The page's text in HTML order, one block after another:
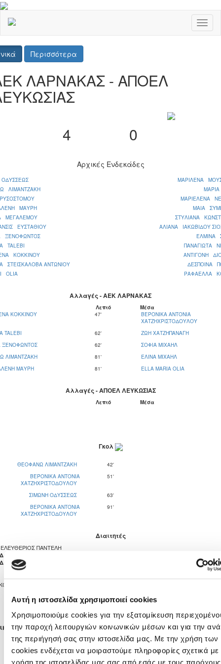
Αυτή η ιστοσελίδα χρησιμοποιεί cookies
Χρησιμοποιούμε cookies για την εξατομίκευση
την παροχή λειτουργιών κοινωνικών μέσων και για την
της περιήγησή σας στην ιστοσελίδα μας. Με την χρήση των
cookies ενδέχεται να μοιραστούμε πληροφορίες σχετικά με
Περισσότερα
ΛΑΡΝΑΚΑΣ - ΑΠΟΕΛ
4
0
Αρχικές Ενδεκάδες
ΛΙΜΑΝΤΖΑΚΗ
ΜΑΥΡΗ
ΜΕΓΑΛΕΜΟΥ
ΕΥΣΤΑΘΙΟΥ
ΞΕΝΟΦΩΝΤΟΣ
TALEBI
ΚΟΚΚΙΝΟΥ
ΣΤΕΙΣΚΑΛΟΒΑ ΑΝΤΩΝΙΟΥ
OLIA
ΜΑΡΙΛΕΝΑ
ΜΑΡΙΕΛΕΝΑ
ΜΑΙΑ
ΣΤΥΛΙΑΝΑ
ΑΛΙΑΝΑ ΙΑΚΩΒΙΔΟΥ
ΕΛΜΙΝΑ
ΠΑΝΑΓΙΩΤΑ
ΑΝΤΙΓΟΝΗ
ΔΕΣΠΟΙΝΑ
ΡΑΦΑΕΛΛΑ
Αλλαγές - ΑΕΚ ΛΑΡΝΑΚΑΣ
Λεπτό
Μέσα
ΚΟΚΚΙΝΟΥ
47'
ΒΕΡΟΝΙΚΑ ΑΝΤΟΝΙΑ
ΧΑΤΖΗΧΡΙΣΤΟΔΟΥΛΟΥ
TALEBI
62'
ΖΩΗ ΧΑΤΖΗΠΑΝΑΓΗ
ΞΕΝΟΦΩΝΤΟΣ
62'
ΣΟΦΙΑ ΜΙΧΑΗΛ
ΛΙΜΑΝΤΖΑΚΗ
81'
ΕΛΙΝΑ ΜΙΧΑΗΛ
ΜΑΥΡΗ
81' ELLA MARIA OLIA
Αλλαγές - ΑΠΟΕΛ ΛΕΥΚΩΣΙΑΣ
Λεπτό Μέσα
Γκολ
ΘΕΟΦΑΝΩ ΛΙΜΑΝΤΖΑΚΗ
42'
ΒΕΡΟΝΙΚΑ ΑΝΤΟΝΙΑ
ΧΑΤΖΗΧΡΙΣΤΟΔΟΥΛΟΥ
51'
ΣΙΜΩΝΗ ΟΔΥΣΣΕΩΣ
63'
ΒΕΡΟΝΙΚΑ ΑΝΤΟΝΙΑ
ΧΑΤΖΗΧΡΙΣΤΟΔΟΥΛΟΥ
91'
Διαιτητές
ΠΑΝΤΕΛΗ
ΣΤΑΔΙΟ ΚΑΛΟΥ ΧΩΡΙΟΥ ΛΑΡΝΑΚΑΣ
40
Ενδεκάδες
ΣΙΜΩΝΗ ΟΔΥΣΣΕΩΣ
ΘΕΟΦΑΝΩ ΛΙΜΑΝΤΖΑΚΗ
ΑΝΝΑ ΧΡΥΣΟΣΤΟΜΟΥ
ΜΑΡΙΛΕΝΑ ΜΟΥΣΚΟΥΝΤΗ
ΜΑΡΙΑ ΜΙΧΑΗΛ
ΜΑΡΙΕΛΕΝΑ ΝΕΟΦΥΤΟΥ